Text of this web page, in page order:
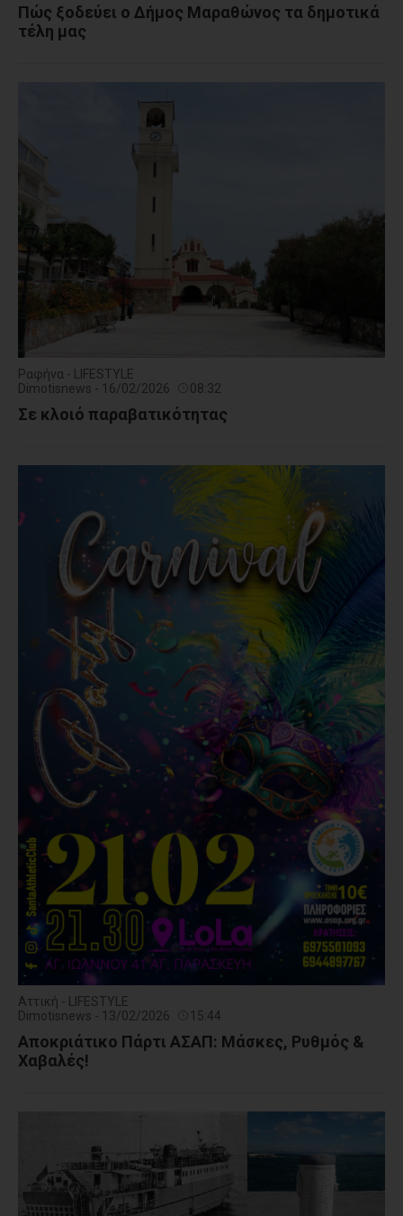
Πώς ξοδεύει ο Δήμος Μαραθώνος τα δημοτικά
τέλη μας
Ραφήνα - LIFESTYLE
Dimotisnews - 16/02/2026
08:32
Σε κλοιό παραβατικότητας
Αττική - LIFESTYLE
Dimotisnews - 13/02/2026
15:44
Αποκριάτικο Πάρτι ΑΣΑΠ: Μάσκες, Ρυθμός &
Χαβαλές!